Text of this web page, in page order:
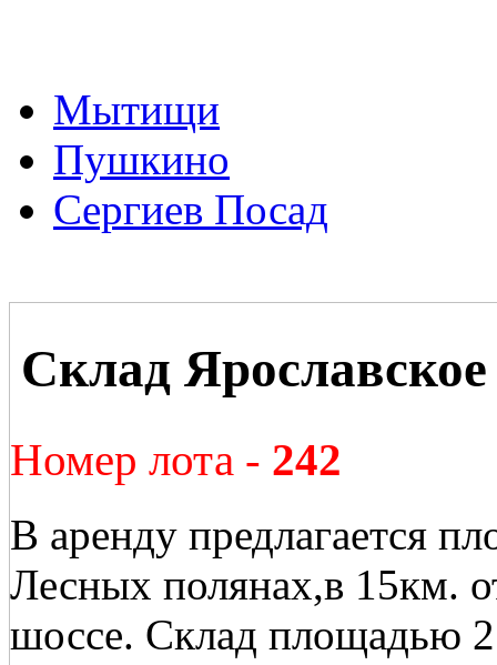
Мытищи
Пушкино
Сергиев Посад
Склад
Номер лота - 242
В аренду предлагается
Лесных полянах,в 15км.
шоссе. Склад площадью